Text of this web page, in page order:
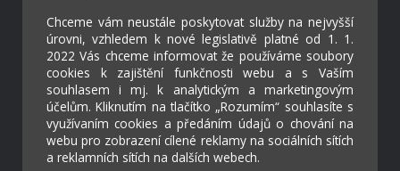
Chceme vám neustále poskytovat služby na nejvyšší
úrovni, vzhledem k nové legislativě platné od 1. 1.
2022 Vás chceme informovat že používáme soubory
cookies k zajištění funkčnosti webu a s Vaším
souhlasem i mj. k analytickým a marketingovým
účelům. Kliknutím na tlačítko „Rozumím“ souhlasíte s
využívaním cookies a předáním údajů o chování na
webu pro zobrazení cílené reklamy na sociálních sítích
a reklamních sítích na dalších webech.
Škola Online
Strava.cz
Kontakty
Projekty
Virtuální prohlídka